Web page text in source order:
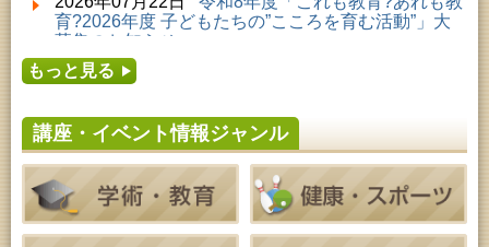
子どもの読書活動推進事業「夏休みは図書館へ行こ
う－みんなの読みたい！知りたい！学びたい！をお
2026年08月01日 ～ 2026年08月25日 (秋田市)
工房雑がみランド2026
特別展「超写実 ホキ美術館名品展」
2026年08月06日 (秋田市)
高齢者教育「しおかぜ大学」
2026年08月06日 (秋田市)
家庭教育「わくわく家族講座」
2026年08月06日 (秋田市)
育?2026年度 子どもたちの”こころを育む活動”」大
募集のお知らせ
2026年07月16日
夏休み親子体験教室」募集のお知らせ
らいあ」2026年7月イベントのお知らせ
2026年07月11日令和8年度 あきた芸術劇場「ミ
ルハス」2026年7月のイベントスケジュールのお知
らせ
2026年07月10日令和8年度 株式会社パソナ「キ
ャリアコンサルタント相談」のお知らせ
2026年07月10日令和8年度 株式会社パソナ「キ
もっと見る
講座・イベント情報ジャンル